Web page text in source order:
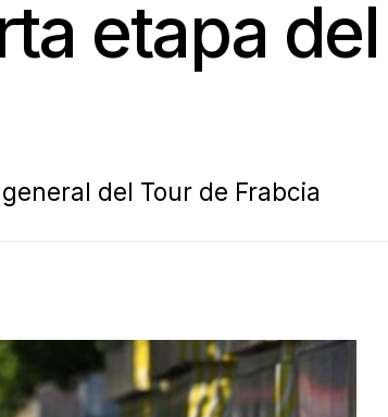
etapa
del Tour de Frabcia